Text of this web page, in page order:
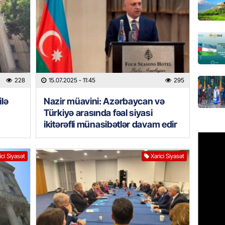
228 15.07.2025 - 11:45 295
Nazir müavini: Azərbaycan və
Türkiyə arasında fəal siyasi
ikitərəfli münasibətlər davam edir
Siyasət Xarici Siyasət
olacaq
REKLAM